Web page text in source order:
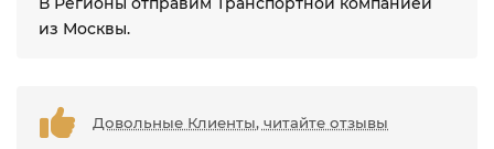
из Москвы.
Довольные Клиенты, читайте отзывы